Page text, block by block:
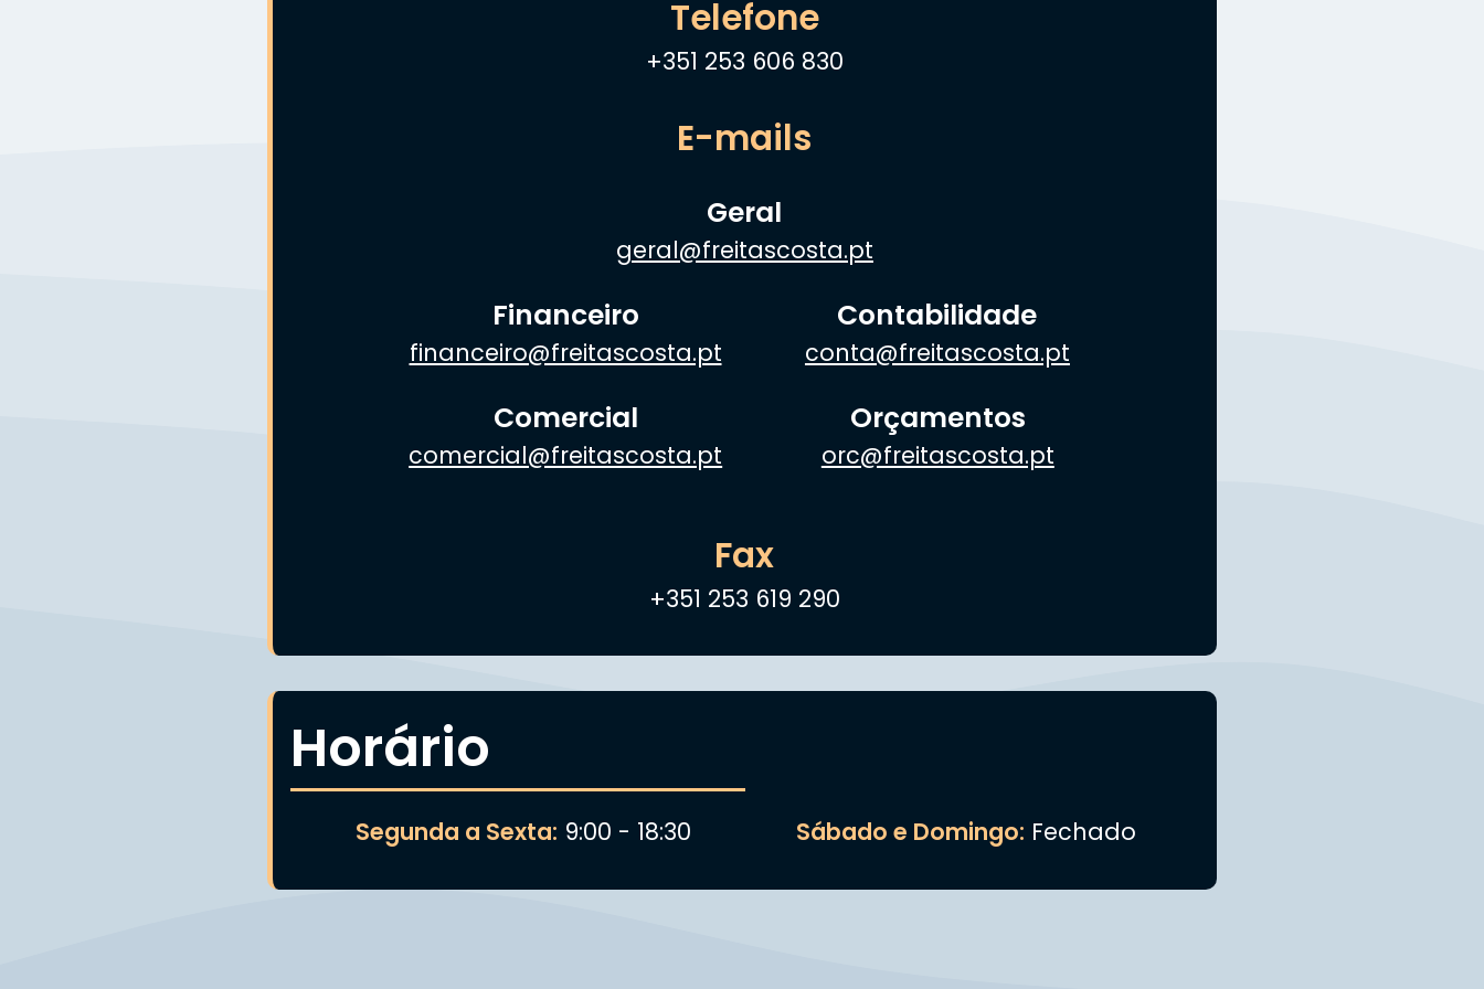
Telefone
+351 253 606 830
E-mails
Geral
geral@freitascosta.pt
Financeiro
financeiro@freitascosta.pt
Contabilidade
conta@freitascosta.pt
Comercial
comercial@freitascosta.pt
Orçamentos
orc@freitascosta.pt
Fax
+351 253 619 290
Horário
Segunda a Sexta: 9:00 - 18:30 Sábado e Domingo: Fechado